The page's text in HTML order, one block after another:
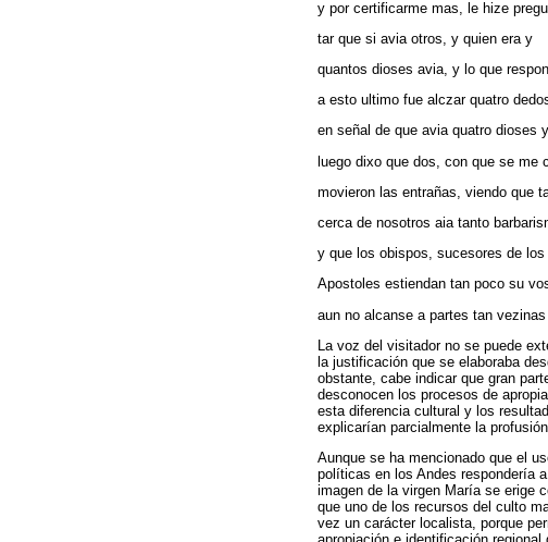
y por certificarme mas, le hize
tar que si avia otros, y quien era y
quantos dioses avia, y lo que
a esto ultimo fue alczar quatro
en señal de que avia quatro dioses y
luego dixo que dos, con que se me
movieron las entrañas, viendo que
cerca de nosotros aia tanto
y que los obispos, sucesores de los
Apostoles estiendan tan poco su
aun no alcanse a partes tan
La voz del visitador no se puede
la justificación que se elaboraba
obstante, cabe indicar que gran
desconocen los procesos de
esta diferencia cultural y los
explicarían parcialmente la
Aunque se ha mencionado que el
políticas en los Andes respondería
imagen de la virgen María se erige
que uno de los recursos del culto
vez un carácter localista, porque